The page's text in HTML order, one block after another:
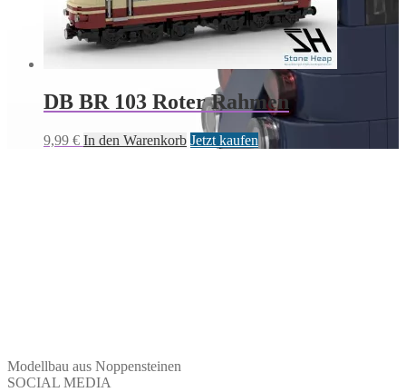
DB BR 103 Roter Rahmen
9,99 € In den Warenkorb Jetzt kaufen
Modellbau aus Noppensteinen
SOCIAL MEDIA